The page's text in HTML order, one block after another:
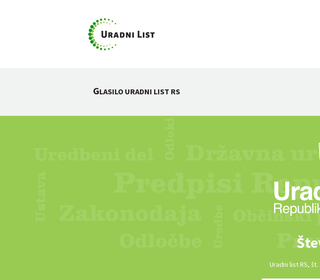
GLASILO URADNI LIST RS
Uradni list RS,